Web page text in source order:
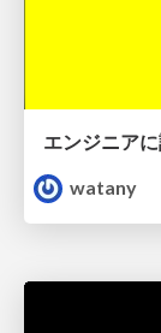
エンジニア
watany